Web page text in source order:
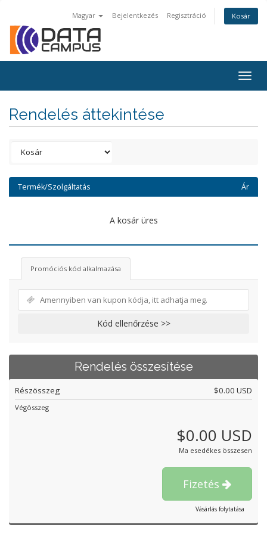
Magyar Bejelentkezés Regisztráció Kosár
Rendelés áttekintése
Termék/Szolgáltatás Ár
A kosár üres
Promóciós kód alkalmazása
Kód ellenőrzése >>
Rendelés összesítése
Részösszeg $0.00 USD
Végösszeg
$0.00 USD
Ma esedékes összesen
Fizetés
Vásárlás folytatása